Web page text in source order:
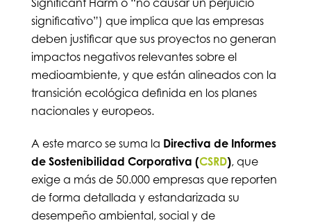
significativo”) que implica que las empresas
deben justificar que sus proyectos no generan
impactos negativos relevantes sobre el
medioambiente, y que están alineados con la
transición ecológica definida en los planes
nacionales y europeos.
A este marco se suma la Directiva de Informes
de Sostenibilidad Corporativa (CSRD), que
exige a más de 50.000 empresas que reporten
de forma detallada y estandarizada su
desempeño ambiental, social y de